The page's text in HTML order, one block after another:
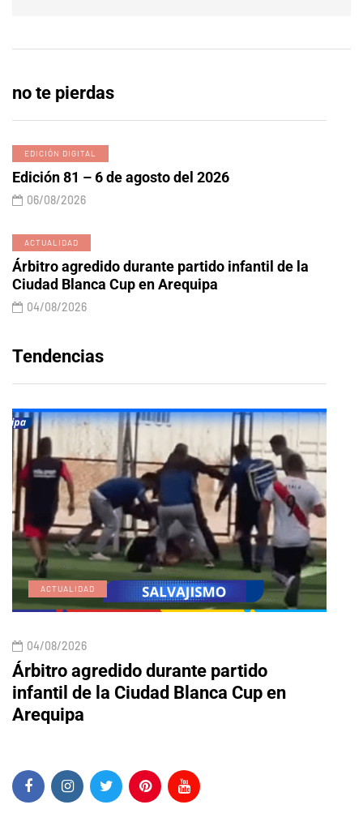
no te pierdas
EDICIÓN DIGITAL
Edición 81 – 6 de agosto del 2026
06/08/2026
ACTUALIDAD
Árbitro agredido durante partido infantil de la
Ciudad Blanca Cup en Arequipa
04/08/2026
Tendencias
ACTUALIDAD
04/08/2026
Árbitro agredido durante partido
infantil de la Ciudad Blanca Cup en
Arequipa